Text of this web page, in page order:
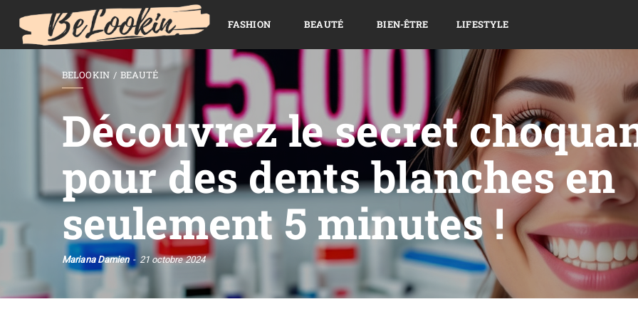
FASHION BEAUTÉ BIEN-ÊTRE LIFESTYLE
BELOOKIN BEAUTÉ
Découvrez le secret
pour des dents blanches en
seulement 5 minutes !
Mariana Damien 21 octobre 2024